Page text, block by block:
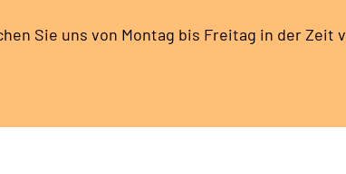
Sie uns von Montag bis Freitag in der Zeit